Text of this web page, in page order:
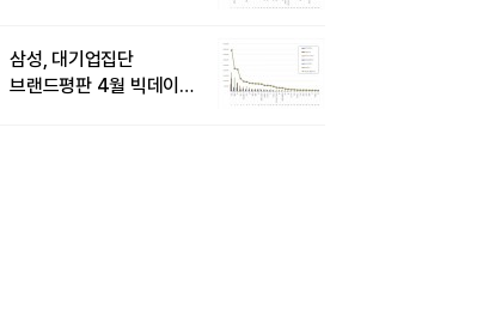
삼성, 대기업집단
브랜드평판 4월 빅데이터